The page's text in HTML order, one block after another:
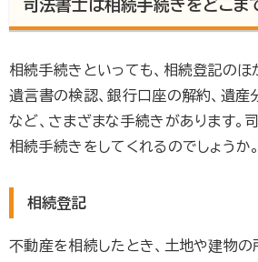
司法書士は相続手続きをどこま
相続手続きといっても、相続登記のほ
遺言書の検認、銀行口座の解約、遺産
など、さまざまな手続きがあります。
相続手続きをしてくれるのでしょうか。
相続登記
不動産を相続したとき、土地や建物の